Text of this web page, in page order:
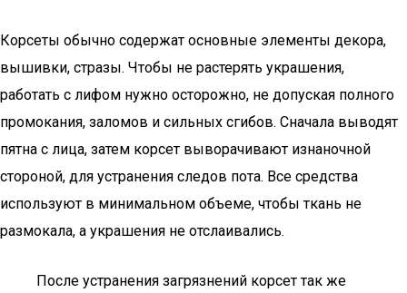
Корсеты обычно содержат основные элементы декора,
вышивки, стразы. Чтобы не растерять украшения,
работать с лифом нужно осторожно, не допуская полного
промокания, заломов и сильных сгибов. Сначала выводят
пятна с лица, затем корсет выворачивают изнаночной
стороной, для устранения следов пота. Все средства
используют в минимальном объеме, чтобы ткань не
размокала, а украшения не отслаивались.
После устранения загрязнений корсет так же